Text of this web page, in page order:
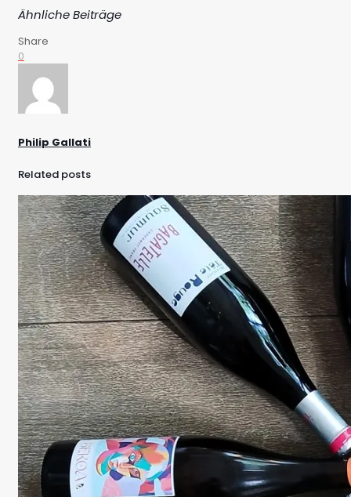
Ähnliche Beiträge
Share
0
Philip Gallati
Related posts